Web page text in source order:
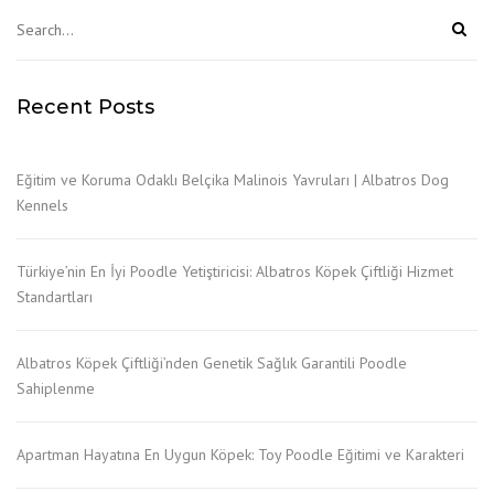
Recent Posts
Eğitim ve Koruma Odaklı Belçika Malinois Yavruları | Albatros Dog
Kennels
Türkiye’nin En İyi Poodle Yetiştiricisi: Albatros Köpek Çiftliği Hizmet
Standartları
Albatros Köpek Çiftliği’nden Genetik Sağlık Garantili Poodle
Sahiplenme
Apartman Hayatına En Uygun Köpek: Toy Poodle Eğitimi ve Karakteri